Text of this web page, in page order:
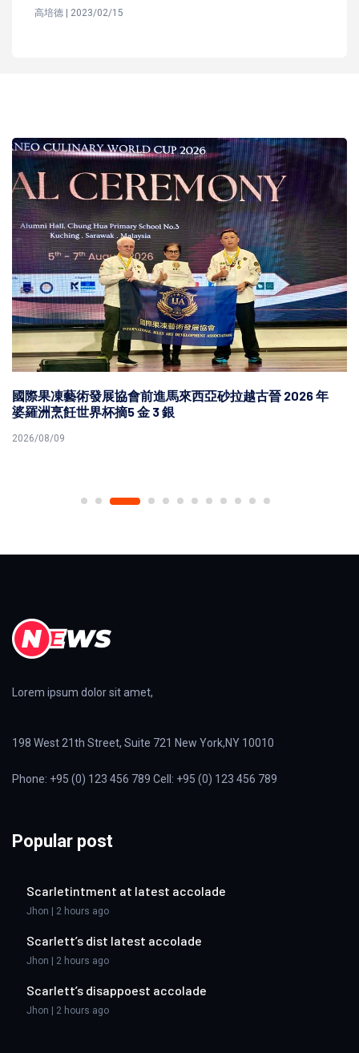
高培德 | 2023/02/15
國際果凍藝術發展協會前進馬來西亞砂拉越古晉 2026 年
婆羅洲烹飪世界杯摘5 金 3 銀
2026/08/09
Lorem ipsum dolor sit amet,
198 West 21th Street, Suite 721 New York,NY 10010
Phone: +95 (0) 123 456 789 Cell: +95 (0) 123 456 789
Popular post
Scarletintment at latest accolade
Jhon | 2 hours ago
Scarlett’s dist latest accolade
Jhon | 2 hours ago
Scarlett’s disappoest accolade
Jhon | 2 hours ago